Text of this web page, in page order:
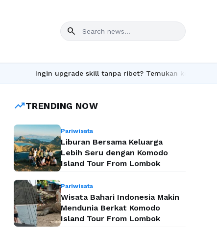
search
Ingin upgrade skill tanpa ribet? Temukan kelas seru dan
trending_upTRENDING NOW
Pariwisata
Liburan Bersama Keluarga
Lebih Seru dengan Komodo
Island Tour From Lombok
Pariwisata
Wisata Bahari Indonesia Makin
Mendunia Berkat Komodo
Island Tour From Lombok